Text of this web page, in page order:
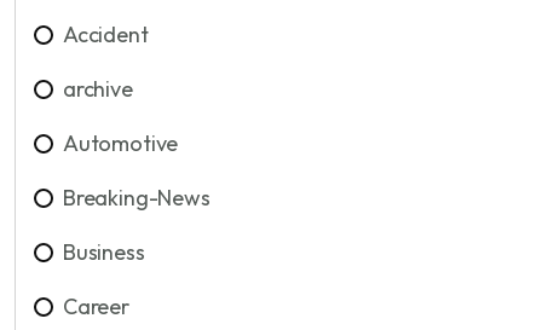
Accident
archive
Automotive
Breaking-News
Business
Career